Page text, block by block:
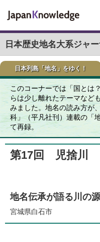
日本歴史地名大系ジャ
日本列島「地名」をゆく！
このコーナーでは「国とは
らは少し離れたテーマなど
みました。地名の読み方が
科」（平凡社刊）連載の「
て再録。
第17回 児捨川
地名伝承が語る川の源
宮城県白石市